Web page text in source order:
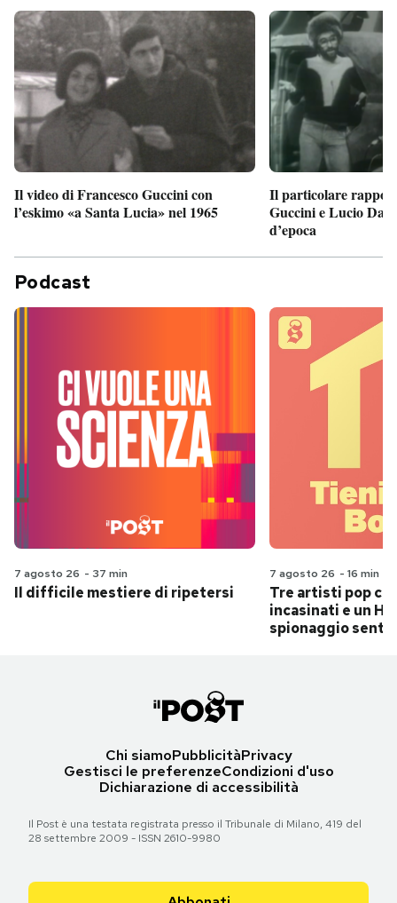
Il video di Francesco Guccini con
l’eskimo «a Santa Lucia» nel 1965
Il particolare
Guccini e Lucio
d’epoca
Podcast
7 agosto 26 - 37 min
Il difficile mestiere di ripetersi
7 agosto 26 - 16 min
Tre artisti pop
incasinati e un
spionaggio
Chi siamoPubblicitàPrivacy
Gestisci le preferenzeCondizioni d'uso
Dichiarazione di accessibilità
Il Post è una testata registrata presso il Tribunale di Milano, 419 del
28 settembre 2009 - ISSN 2610-9980